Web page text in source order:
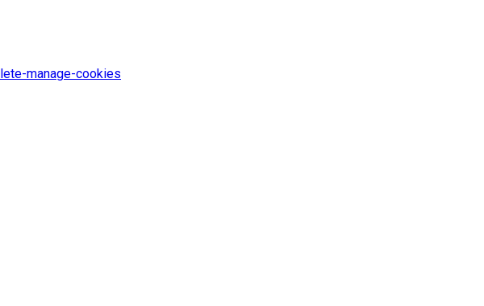
manage-cookies